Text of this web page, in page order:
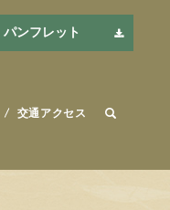
交通アクセス
パンフレット